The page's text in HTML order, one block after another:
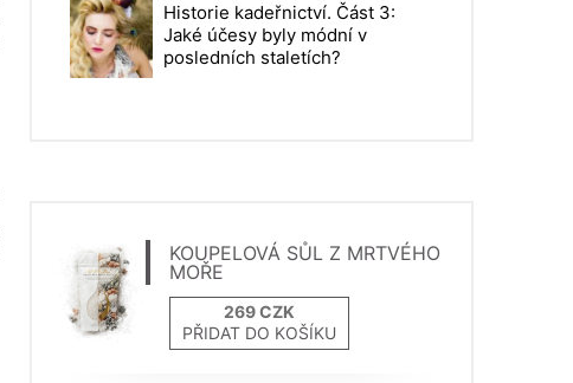
Historie kadeřnictví. Část 3:
Jaké účesy byly módní v
posledních staletích?
KOUPELOVÁ SŮL Z MRTVÉHO
MOŘE
PŘIDAT DO KOŠÍKU